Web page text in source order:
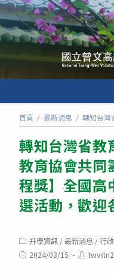
跳
轉
至
內
首頁 / 最新消息 / 轉知台灣
轉知台灣省教
教育協會共同
程獎】全國高
選活動，歡迎
Post
category:
升學資訊 /最新消息 /行
Post2024/03/15
Post